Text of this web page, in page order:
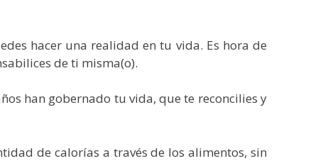
hacer una realidad en tu vida. Es hora de
de ti misma(o).
han gobernado tu vida, que te reconcilies y
de calorías a través de los alimentos, sin